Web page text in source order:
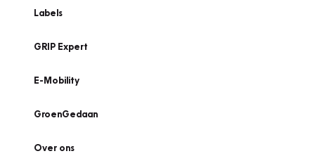
Labels
GRIP Expert
E-Mobility
GroenGedaan
Over ons